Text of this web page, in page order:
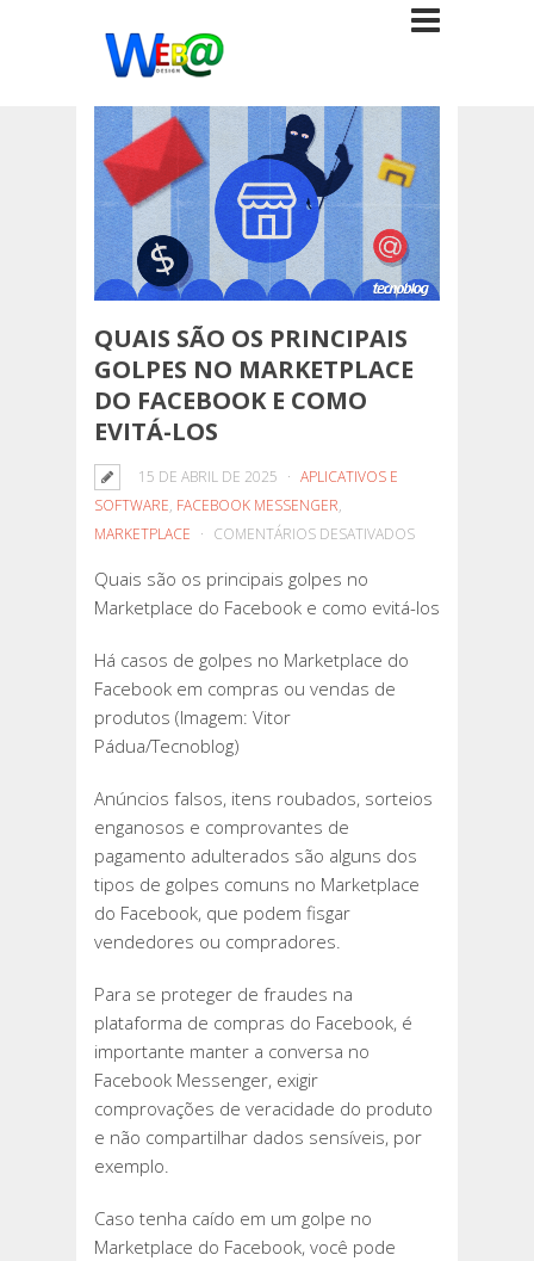
QUAIS SÃO OS PRINCIPAIS
GOLPES NO MARKETPLACE
DO FACEBOOK E COMO
EVITÁ-LOS
15 DE ABRIL DE 2025
APLICATIVOS E
SOFTWARE, FACEBOOK MESSENGER,
MARKETPLACE
COMENTÁRIOS DESATIVADOSEM
OS
Quais são os principais golpes no
Marketplace do Facebook e como evitá-los
Há casos de golpes no Marketplace do
Facebook em compras ou vendas de
produtos (Imagem: Vitor
Pádua/Tecnoblog)
Anúncios falsos, itens roubados, sorteios
enganosos e comprovantes de
pagamento adulterados são alguns dos
tipos de golpes comuns no Marketplace
do Facebook, que podem fisgar
vendedores ou compradores.
Para se proteger de fraudes na
plataforma de compras do Facebook, é
importante manter a conversa no
Facebook Messenger, exigir
comprovações de veracidade do produto
e não compartilhar dados sensíveis, por
exemplo.
Caso tenha caído em um golpe no
Marketplace do Facebook, você pode